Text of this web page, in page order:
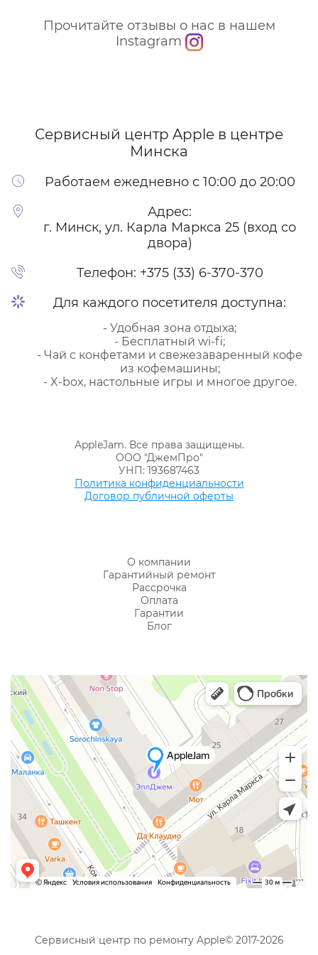
Прочитайте отзывы о нас в нашем
Instagram
Сервисный центр Apple в центре
Минска
Работаем ежедневно с 10:00 до 20:00
Адрес:
г. Минск, ул. Карла Маркса 25 (вход со
двора)
Телефон: +375 (33) 6-370-370
Для каждого посетителя доступна:
- Удобная зона отдыха;
- Бесплатный wi-fi;
- Чай с конфетами и свежезаваренный кофе
из кофемашины;
- X-box, настольные игры и многое другое.
AppleJam. Все права защищены.
ООО "ДжемПро"
УНП: 193687463
Политика конфиденциальности
Договор публичной оферты
О компании
Гарантийный ремонт
Рассрочка
Оплата
Гарантии
Блог
Сервисный центр по ремонту Apple© 2017-2026